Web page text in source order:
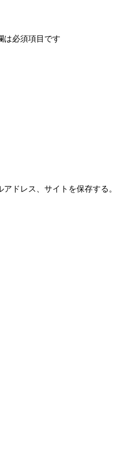
は必須項目です
ドレス、サイトを保存する。